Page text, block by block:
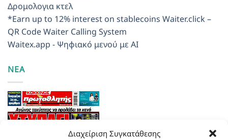
Διαχείριση Συγκατάθεσης
Δρομολογια κτελ
*Earn up to 12% interest on stablecoins Waiter.click –
QR Code Waiter Calling System
Waitex.app - Ψηφιακό μενού με AI
ΝΕΑ